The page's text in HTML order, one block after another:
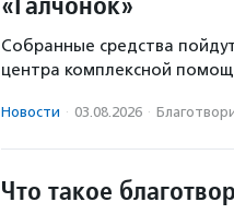
Собранные средства
центра комплексной
Новости · 03.08.2026 ·
Что такое